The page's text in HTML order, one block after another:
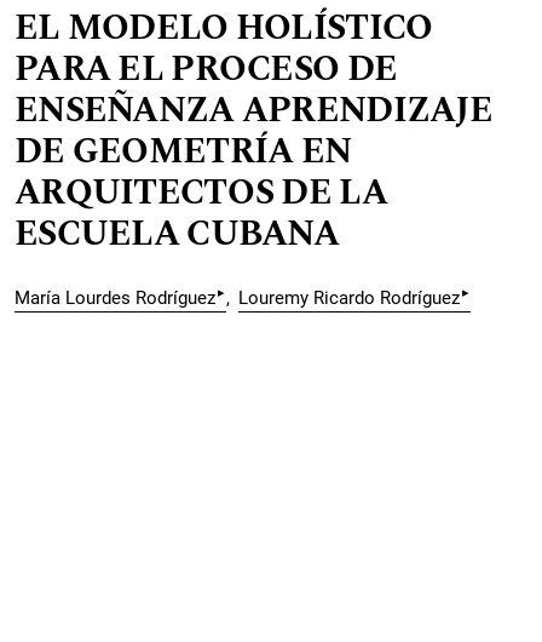
EL MODELO HOLÍSTICO
PARA EL PROCESO DE
ENSEÑANZA APRENDIZAJE
DE GEOMETRÍA EN
ARQUITECTOS DE LA
ESCUELA CUBANA
María Lourdes Rodríguez▸ Louremy Ricardo Rodríguez▸